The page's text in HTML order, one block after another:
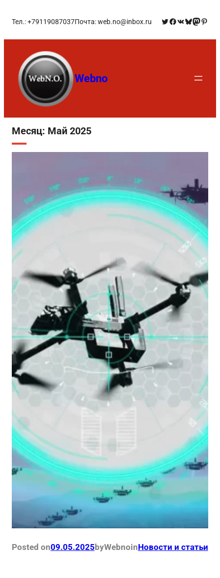
Тел.: +79119087037Почта: web.no@inbox.ru
Webno
Месяц: Май 2025
Posted on09.05.2025 byWebnoinНовости и статьи